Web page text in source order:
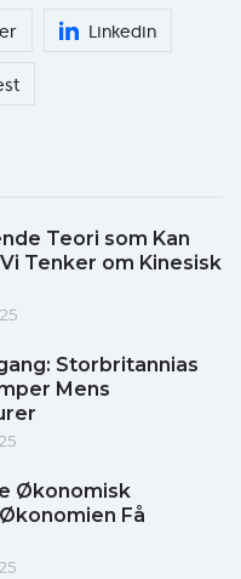
Linkedin
Teori som Kan
Tenker om Kinesisk
Storbritannias
Mens
Økonomisk
Få